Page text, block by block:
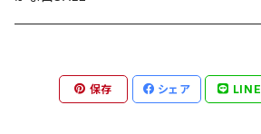
アクセサリー
印鑑ケース
メガネストラップ
保存 シェア LINE